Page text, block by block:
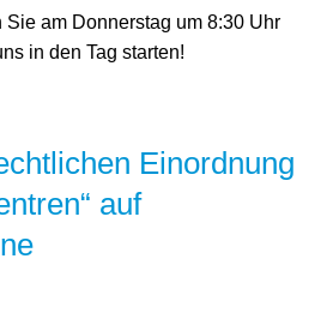
Sie am Donnerstag um 8:30 Uhr
in den Tag starten!
Einordnung
auf